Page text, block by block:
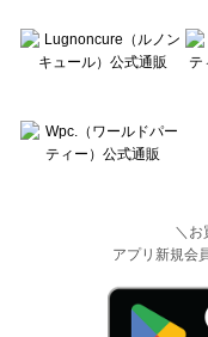
＼お
アプリ新規会